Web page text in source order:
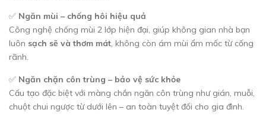
✅ Ngăn mùi – chống hôi hiệu quả
Công nghệ chống mùi 2 lớp hiện đại, giúp không gian nhà bạn
luôn sạch sẽ và thơm mát, không còn ám mùi ẩm mốc từ cống
rãnh.
✅ Ngăn chặn côn trùng – bảo vệ sức khỏe
Cấu tạo đặc biệt với màng chắn ngăn côn trùng như gián, muỗi,
chuột chui ngược từ dưới lên – an toàn tuyệt đối cho gia đình.